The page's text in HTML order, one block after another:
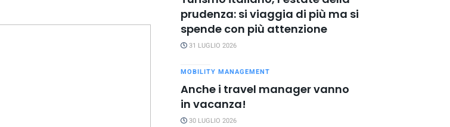
prudenza: si viaggia di più ma si
spende con più attenzione
31 LUGLIO 2026
MOBILITY MANAGEMENT
Anche i travel manager vanno
in vacanza!
30 LUGLIO 2026